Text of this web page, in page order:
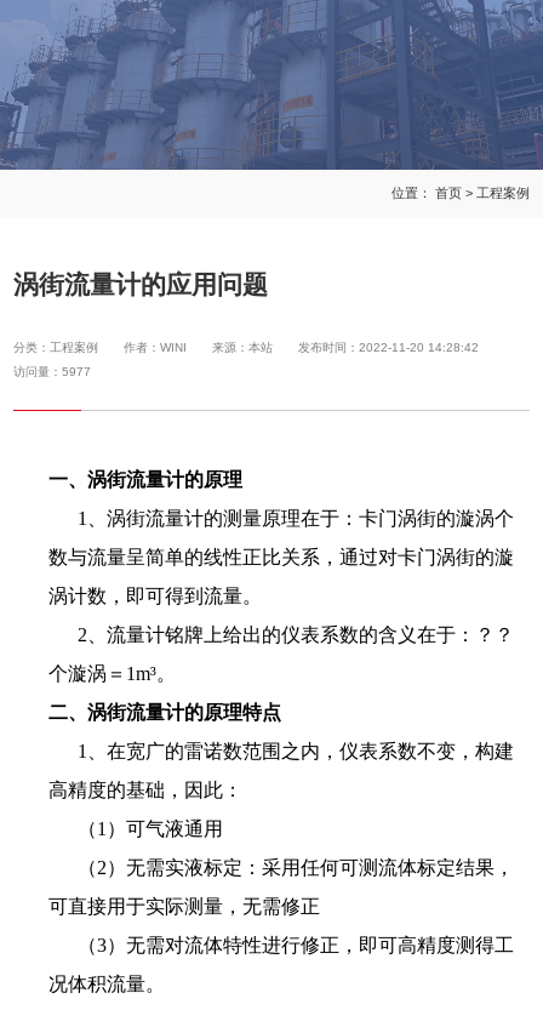
位置： 首页 > 工程案例
涡街流量计的应用问题
分类：工程案例 作者：WINI 来源：本站
发布时间：2022-11-20 14:28:42
访问量：5977
一、涡街流量计的原理
1、涡街流量计的测量原理在于：卡门涡街的漩涡个
数与流量呈简单的线性正比关系，通过对卡门涡街的漩
涡计数，即可得到流量。
2、流量计铭牌上给出的仪表系数的含义在于：？？
个漩涡＝1m³。
二、涡街流量计的原理特点
1、在宽广的雷诺数范围之内，仪表系数不变，构建
高精度的基础，因此：
（1）可气液通用
（2）无需实液标定：采用任何可测流体标定结果，
可直接用于实际测量，无需修正
（3）无需对流体特性进行修正，即可高精度测得工
况体积流量。